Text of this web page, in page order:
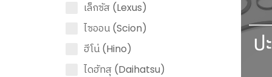
เล็กซัส (Lexus)
ไซออน (Scion)
ฮีโน่ (Hino)
ไดฮัทสุ (Daihatsu)